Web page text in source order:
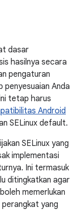
dasar
hasilnya secara
pengaturan
penyesuaian Anda
tetap harus
Android
SELinux default.
SELinux yang
implementasi
Ini termasuk
ditingkatkan agar
memerlukan
yang